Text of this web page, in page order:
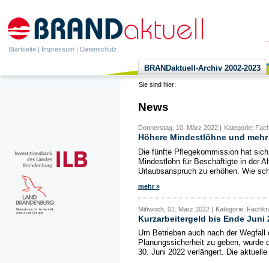
Startseite | Impressum | Datenschutz
BRANDaktuell-Archiv 2002-2023
Sie sind hier:
News
Donnerstag, 10. März 2022 | Kategorie:
Höhere Mindestlöhne und
Die fünfte Pflegekommission hat
Mindestlohn für Beschäftigte in der
Urlaubsanspruch zu erhöhen. Wie
mehr »
Mittwoch, 02. März 2022 | Kategorie:
Kurzarbeitergeld bis Ende Juni
Um Betrieben auch nach der
Planungssicherheit zu geben, wurde
30. Juni 2022 verlängert. Die